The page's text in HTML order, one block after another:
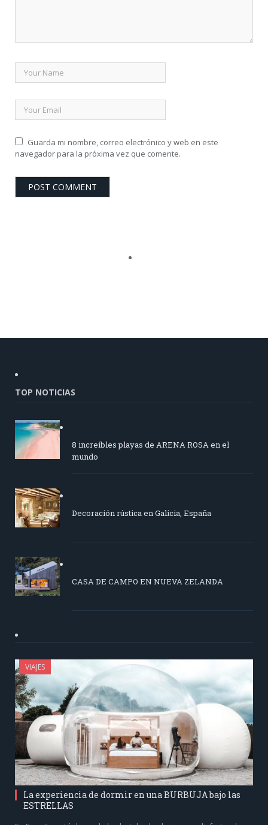
Guarda mi nombre, correo electrónico y web en este
navegador para la próxima vez que comente.
TOP NOTICIAS
8 increíbles playas de ARENA ROSA en el
mundo
Decoración rústica en Galicia, España
CASA DE CAMPO EN NUEVA ZELANDA
VIAJES
La experiencia de dormir en una BURBUJA bajo las
ESTRELLAS